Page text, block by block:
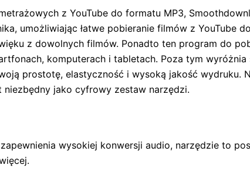
z YouTube do formatu MP3,
umożliwiając łatwe pobieranie filmów z YouTube
z dowolnych filmów. Ponadto ten program do
komputerach i tabletach. Poza tym wyróżnia
prostotę, elastyczność i wysoką jakość wydruku.
niezbędny jako cyfrowy zestaw narzędzi.
wysokiej konwersji audio, narzędzie to